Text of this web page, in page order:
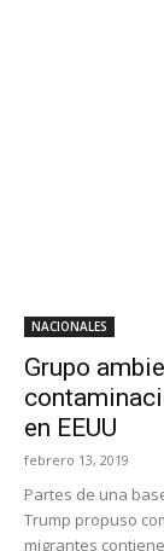
NACIONALES
Grupo
en EEUU
febrero 13, 2019
Partes de una
Trump propuso
migrantes